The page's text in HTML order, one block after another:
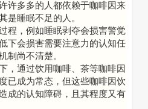
许多多的人都依赖于咖啡因来
是睡眠不足的人。
程，例如睡眠剥夺会损害警觉
下会损害需要注意力的认知任
制尚不清楚。
，通过饮用咖啡、茶等咖啡因
已成为常态，但这些咖啡因饮
成的认知障碍，且其程度又有